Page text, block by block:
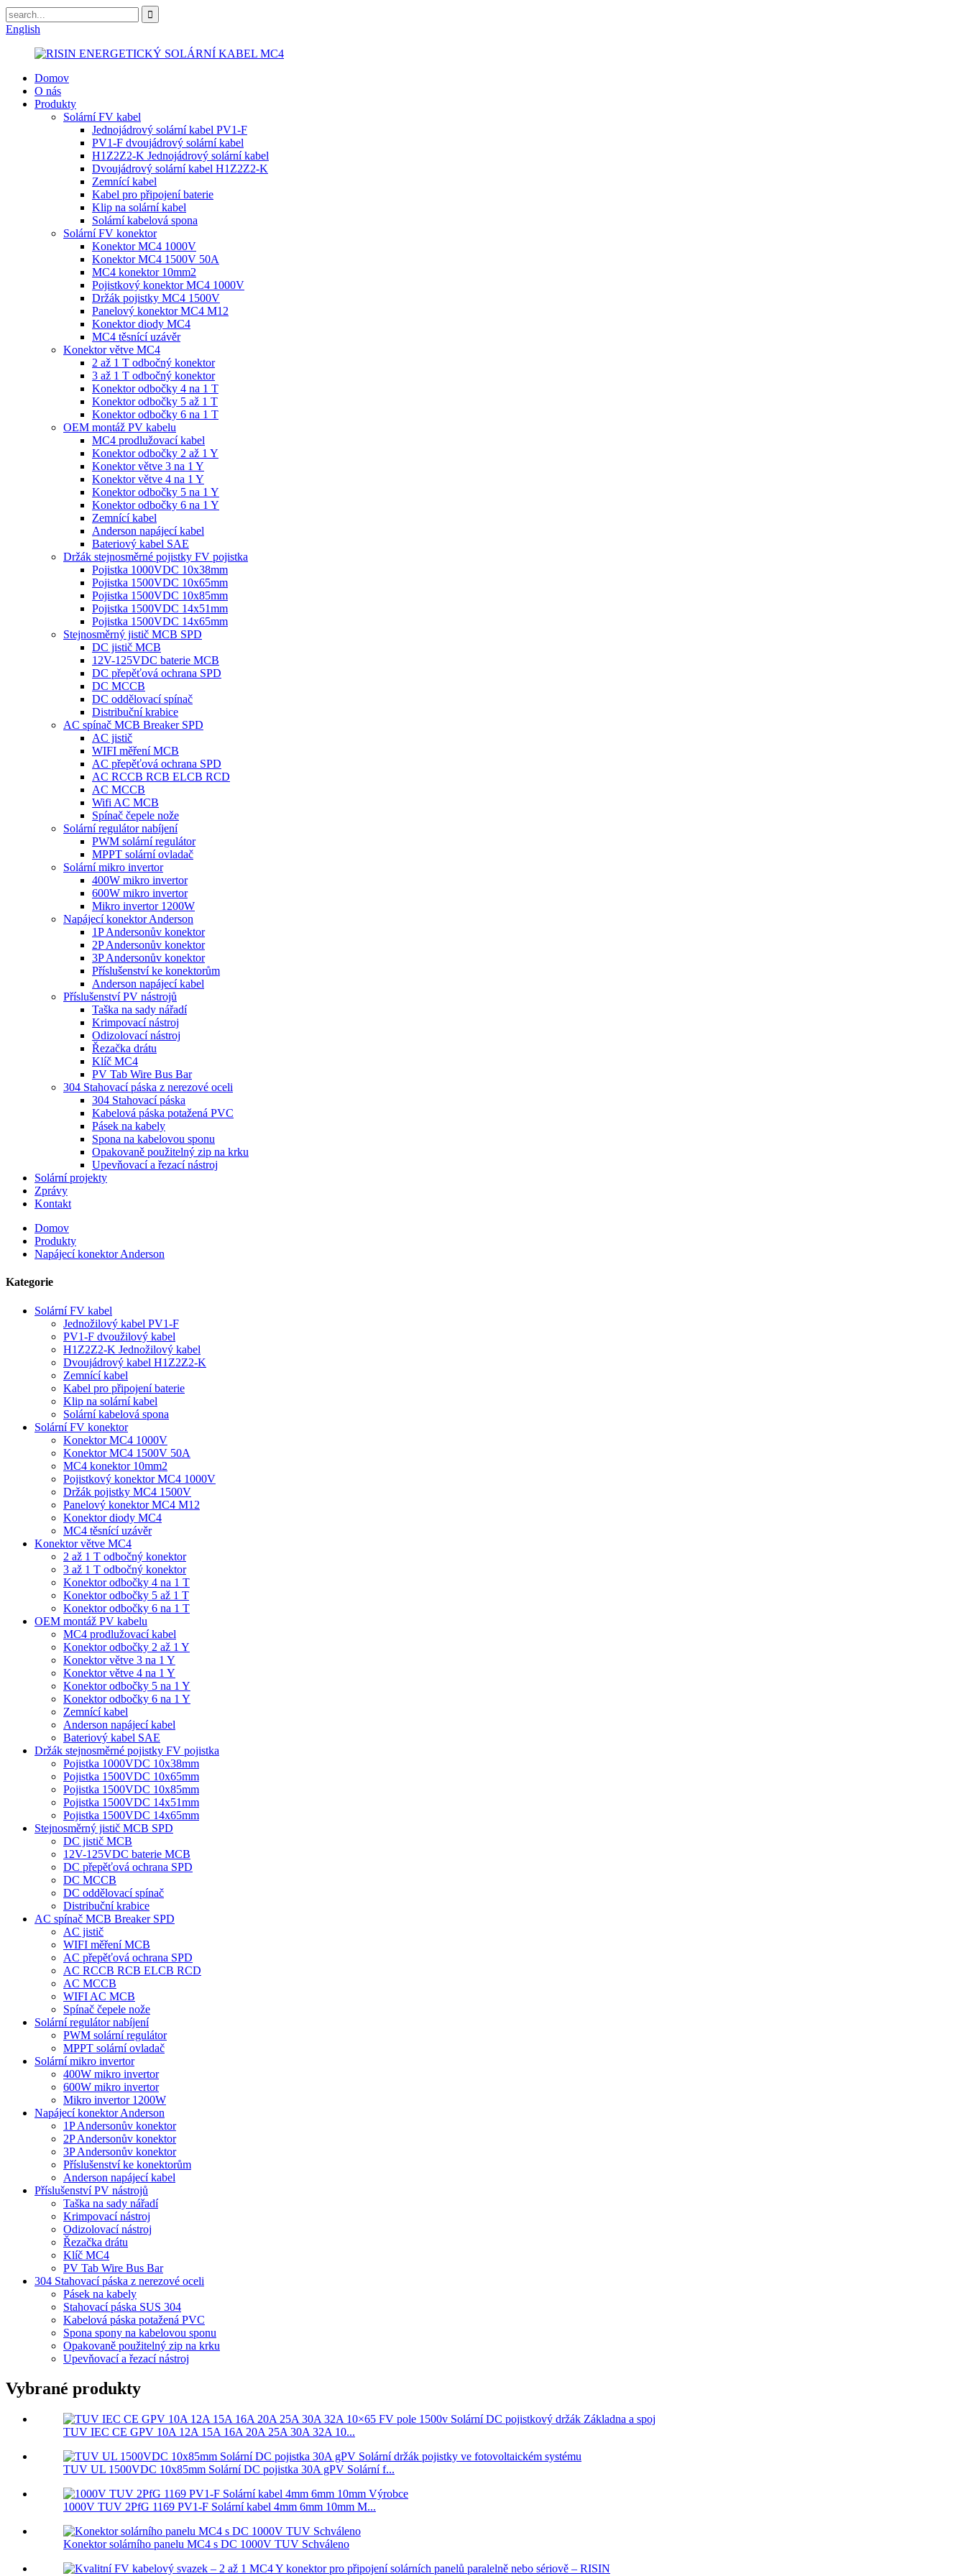
English
Domov
O nás
Produkty
Solární FV kabel
Jednojádrový solární kabel PV1-F
PV1-F dvoujádrový solární kabel
H1Z2Z2-K Jednojádrový solární kabel
Dvoujádrový solární kabel H1Z2Z2-K
Zemnící kabel
Kabel pro připojení baterie
Klip na solární kabel
Solární kabelová spona
Solární FV konektor
Konektor MC4 1000V
Konektor MC4 1500V 50A
MC4 konektor 10mm2
Pojistkový konektor MC4 1000V
Držák pojistky MC4 1500V
Panelový konektor MC4 M12
Konektor diody MC4
MC4 těsnící uzávěr
Konektor větve MC4
2 až 1 T odbočný konektor
3 až 1 T odbočný konektor
Konektor odbočky 4 na 1 T
Konektor odbočky 5 až 1 T
Konektor odbočky 6 na 1 T
OEM montáž PV kabelu
MC4 prodlužovací kabel
Konektor odbočky 2 až 1 Y
Konektor větve 3 na 1 Y
Konektor větve 4 na 1 Y
Konektor odbočky 5 na 1 Y
Konektor odbočky 6 na 1 Y
Zemnící kabel
Anderson napájecí kabel
Bateriový kabel SAE
Držák stejnosměrné pojistky FV pojistka
Pojistka 1000VDC 10x38mm
Pojistka 1500VDC 10x65mm
Pojistka 1500VDC 10x85mm
Pojistka 1500VDC 14x51mm
Pojistka 1500VDC 14x65mm
Stejnosměrný jistič MCB SPD
DC jistič MCB
12V-125VDC baterie MCB
DC přepěťová ochrana SPD
DC MCCB
DC oddělovací spínač
Distribuční krabice
AC spínač MCB Breaker SPD
AC jistič
WIFI měření MCB
AC přepěťová ochrana SPD
AC RCCB RCB ELCB RCD
AC MCCB
Wifi AC MCB
Spínač čepele nože
Solární regulátor nabíjení
PWM solární regulátor
MPPT solární ovladač
Solární mikro invertor
400W mikro invertor
600W mikro invertor
Mikro invertor 1200W
Napájecí konektor Anderson
1P Andersonův konektor
2P Andersonův konektor
3P Andersonův konektor
Příslušenství ke konektorům
Anderson napájecí kabel
Příslušenství PV nástrojů
Taška na sady nářadí
Krimpovací nástroj
Odizolovací nástroj
Řezačka drátu
Klíč MC4
PV Tab Wire Bus Bar
304 Stahovací páska z nerezové oceli
304 Stahovací páska
Kabelová páska potažená PVC
Pásek na kabely
Spona na kabelovou sponu
Opakovaně použitelný zip na krku
Upevňovací a řezací nástroj
Solární projekty
Zprávy
Kontakt
Domov
Produkty
Napájecí konektor Anderson
Kategorie
Solární FV kabel
Jednožilový kabel PV1-F
PV1-F dvoužilový kabel
H1Z2Z2-K Jednožilový kabel
Dvoujádrový kabel H1Z2Z2-K
Zemnící kabel
Kabel pro připojení baterie
Klip na solární kabel
Solární kabelová spona
Solární FV konektor
Konektor MC4 1000V
Konektor MC4 1500V 50A
MC4 konektor 10mm2
Pojistkový konektor MC4 1000V
Držák pojistky MC4 1500V
Panelový konektor MC4 M12
Konektor diody MC4
MC4 těsnící uzávěr
Konektor větve MC4
2 až 1 T odbočný konektor
3 až 1 T odbočný konektor
Konektor odbočky 4 na 1 T
Konektor odbočky 5 až 1 T
Konektor odbočky 6 na 1 T
OEM montáž PV kabelu
MC4 prodlužovací kabel
Konektor odbočky 2 až 1 Y
Konektor větve 3 na 1 Y
Konektor větve 4 na 1 Y
Konektor odbočky 5 na 1 Y
Konektor odbočky 6 na 1 Y
Zemnící kabel
Anderson napájecí kabel
Bateriový kabel SAE
Držák stejnosměrné pojistky FV pojistka
Pojistka 1000VDC 10x38mm
Pojistka 1500VDC 10x65mm
Pojistka 1500VDC 10x85mm
Pojistka 1500VDC 14x51mm
Pojistka 1500VDC 14x65mm
Stejnosměrný jistič MCB SPD
DC jistič MCB
12V-125VDC baterie MCB
DC přepěťová ochrana SPD
DC MCCB
DC oddělovací spínač
Distribuční krabice
AC spínač MCB Breaker SPD
AC jistič
WIFI měření MCB
AC přepěťová ochrana SPD
AC RCCB RCB ELCB RCD
AC MCCB
WIFI AC MCB
Spínač čepele nože
Solární regulátor nabíjení
PWM solární regulátor
MPPT solární ovladač
Solární mikro invertor
400W mikro invertor
600W mikro invertor
Mikro invertor 1200W
Napájecí konektor Anderson
1P Andersonův konektor
2P Andersonův konektor
3P Andersonův konektor
Příslušenství ke konektorům
Anderson napájecí kabel
Příslušenství PV nástrojů
Taška na sady nářadí
Krimpovací nástroj
Odizolovací nástroj
Řezačka drátu
Klíč MC4
PV Tab Wire Bus Bar
304 Stahovací páska z nerezové oceli
Pásek na kabely
Stahovací páska SUS 304
Kabelová páska potažená PVC
Spona spony na kabelovou sponu
Opakovaně použitelný zip na krku
Upevňovací a řezací nástroj
Vybrané produkty
TUV IEC CE GPV 10A 12A 15A 16A 20A 25A 30A 32A 10...
TUV UL 1500VDC 10x85mm Solární DC pojistka 30A gPV Solární f...
1000V TUV 2PfG 1169 PV1-F Solární kabel 4mm 6mm 10mm M...
Konektor solárního panelu MC4 s DC 1000V TUV Schváleno